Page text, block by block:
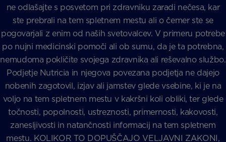
ne odlašajte s posvetom pri zdravniku zaradi nečesa, kar
ste prebrali na tem spletnem mestu ali o čemer ste se
pogovarjali z enim od naših svetovalcev. V primeru potrebe
po nujni medicinski pomoči ali ob sumu, da je ta potrebna,
nemudoma pokličite svojega zdravnika ali reševalno službo.
Podjetje Nutricia in njegova povezana podjetja ne dajejo
nobenih zagotovil, izjav ali jamstev glede vsebine, ki je na
voljo na tem spletnem mestu v kakršni koli obliki, ter glede
točnosti, popolnosti, ustreznosti, primernosti, kakovosti,
zanesljivosti in natančnosti informacij na tem spletnem
mestu. KOLIKOR TO DOPUŠČAJO VELJAVNI ZAKONI,